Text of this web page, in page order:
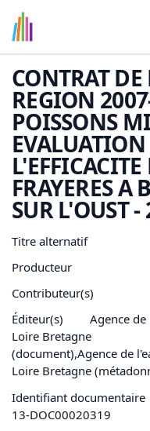
CONTRAT DE
REGION
POISSONS
EVALUATION
L'EFFICACITE
FRAYERES A
SUR L'OUST -
Titre alternatif
Producteur
Contributeur(s)
Éditeur(s)
Agence de
Loire Bretagne
(document),Agence de
Loire Bretagne
Identifiant documentaire
13-DOC00020319